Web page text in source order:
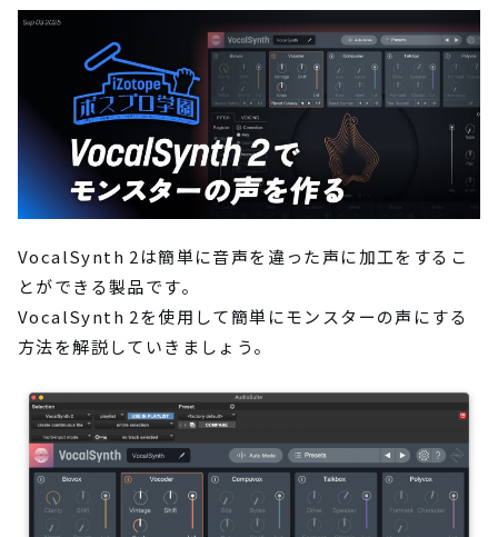
VocalSynth 2は簡単に音声を違った声に加工をするこ
とができる製品です。
VocalSynth 2を使用して簡単にモンスターの声にする
方法を解説していきましょう。